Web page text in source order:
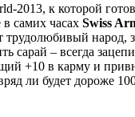
2013, к которой
самих часах Swiss
трудолюбивый
сарай – всегда
в карму и
ли будет дороже